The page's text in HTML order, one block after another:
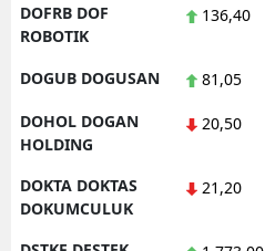
DOFRB DOF
ROBOTIK
136,40
DOGUB DOGUSAN 81,05
DOHOL DOGAN
HOLDING
20,50
DOKTA DOKTAS
DOKUMCULUK
21,20